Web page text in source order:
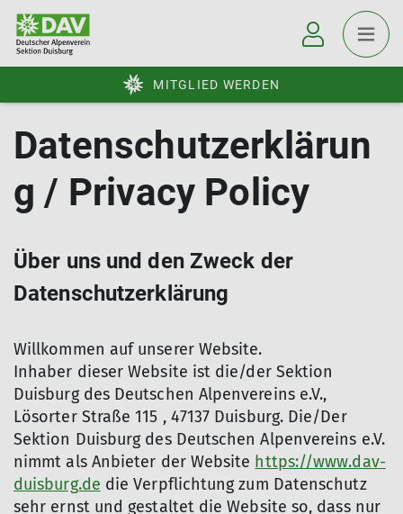
MITGLIED WERDEN
Datenschutzerklärun
g / Privacy Policy
Über uns und den Zweck der
Datenschutzerklärung
Willkommen auf unserer Website.
Inhaber dieser Website ist die/der Sektion
Duisburg des Deutschen Alpenvereins e.V.,
Lösorter Straße 115 , 47137 Duisburg. Die/Der
Sektion Duisburg des Deutschen Alpenvereins e.V.
nimmt als Anbieter der Website https://www.dav-
duisburg.de die Verpflichtung zum Datenschutz
sehr ernst und gestaltet die Website so, dass nur